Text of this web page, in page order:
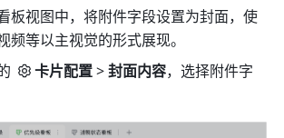
板视图中，将附件字段设置为封面，使
频等以主视觉的形式展现。
卡片配置 > 封面内容，选择附件字